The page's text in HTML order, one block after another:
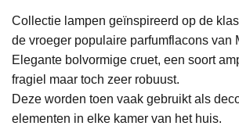
Collectie lampen geïnspireerd op de
de vroeger populaire parfumflacons van
Elegante bolvormige cruet, een soort
fragiel maar toch zeer robuust.
Deze worden toen vaak gebruikt als
elementen in elke kamer van het huis.